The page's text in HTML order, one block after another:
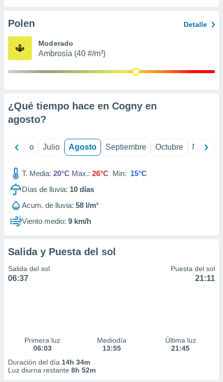
e
mediante
de
1199
Polen Detalle
Moderado
Ambrosía (40 #/m³)
¿Qué tiempo hace en Cogny en
agosto?
Junio Julio Agosto Septiembre Octubre
T. Media: 20°C Max.: 26°C Min: 15°C
Días de lluvia: 10 días
Acum. de lluvia: 58 l/m²
Viento medio: 9 km/h
Salida y Puesta del sol
Salida del sol
06:37
Puesta del sol
21:11
Primera luz
06:03
Mediodía
13:55
Última luz
21:45
Duración del día 14h 34m
Luz diurna restante 8h 52m